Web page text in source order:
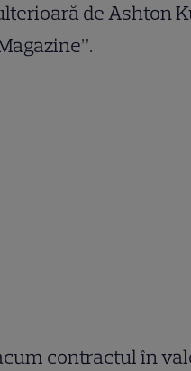
de Ashton
contractul în